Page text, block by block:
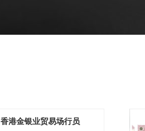
香港金银业贸易场行员